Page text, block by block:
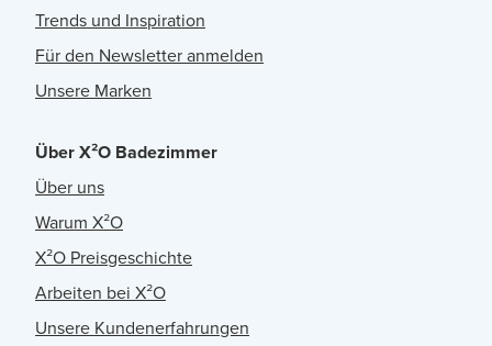
Trends und Inspiration
Für den Newsletter anmelden
Unsere Marken
Über X²O Badezimmer
Über uns
Warum X²O
X²O Preisgeschichte
Arbeiten bei X²O
Unsere Kundenerfahrungen